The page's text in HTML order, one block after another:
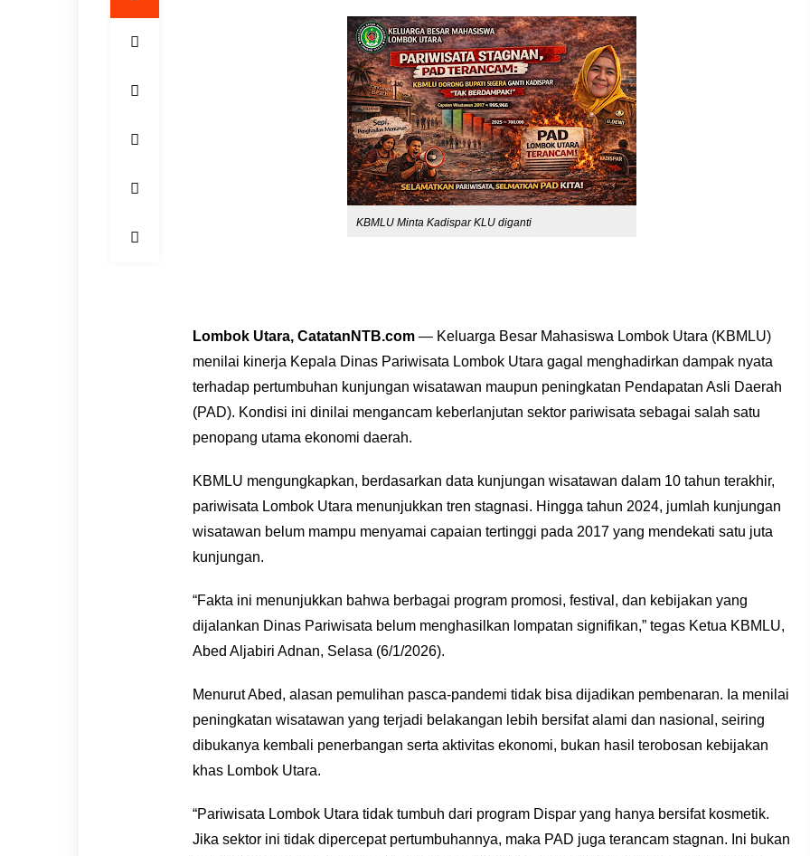
KBMLU Minta Kadispar KLU diganti
Lombok Utara, CatatanNTB.com— Keluarga Besar Mahasiswa Lombok Utara (KBMLU)
menilai kinerja Kepala Dinas Pariwisata Lombok Utara gagal menghadirkan dampak nyata
terhadap pertumbuhan kunjungan wisatawan maupun peningkatan Pendapatan Asli Daerah
(PAD). Kondisi ini dinilai mengancam keberlanjutan sektor pariwisata sebagai salah satu
penopang utama ekonomi daerah.
KBMLU mengungkapkan, berdasarkan data kunjungan wisatawan dalam 10 tahun terakhir,
pariwisata Lombok Utara menunjukkan tren stagnasi. Hingga tahun 2024, jumlah kunjungan
wisatawan belum mampu menyamai capaian tertinggi pada 2017 yang mendekati satu juta
kunjungan.
“Fakta ini menunjukkan bahwa berbagai program promosi, festival, dan kebijakan yang
dijalankan Dinas Pariwisata belum menghasilkan lompatan signifikan,” tegas Ketua KBMLU,
Abed Aljabiri Adnan, Selasa (6/1/2026).
Menurut Abed, alasan pemulihan pasca-pandemi tidak bisa dijadikan pembenaran. Ia menilai
peningkatan wisatawan yang terjadi belakangan lebih bersifat alami dan nasional, seiring
dibukanya kembali penerbangan serta aktivitas ekonomi, bukan hasil terobosan kebijakan
khas Lombok Utara.
“Pariwisata Lombok Utara tidak tumbuh dari program Dispar yang hanya bersifat kosmetik.
Jika sektor ini tidak dipercepat pertumbuhannya, maka PAD juga terancam stagnan. Ini bukan